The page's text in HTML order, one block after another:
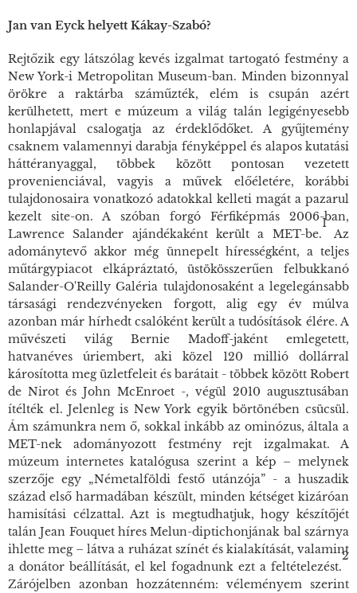
Jan van Eyck helyett Kákay-Szabó?
Rejtőzik egy látszólag kevés izgalmat tartogató festmény a
New York-i Metropolitan Museum-ban. Minden bizonnyal
örökre a raktárba száműzték, elém is csupán azért
kerülhetett, mert e múzeum a világ talán legigényesebb
honlapjával csalogatja az érdeklődőket. A gyűjtemény
csaknem valamennyi darabja fényképpel és alapos kutatási
háttéranyaggal, többek között pontosan vezetett
provenienciával, vagyis a művek előéletére, korábbi
tulajdonosaira vonatkozó adatokkal kelleti magát a pazarul
kezelt site-on. A szóban forgó Férfiképmás2006-ban,
Lawrence Salander ajándékaként került a MET-be.
1
Az
adománytevő akkor még ünnepelt hírességként, a teljes
műtárgypiacot elkápráztató, üstökösszerűen felbukkanó
Salander-O'Reilly Galéria tulajdonosaként a legelegánsabb
társasági rendezvényeken forgott, alig egy év múlva
azonban már hírhedt csalóként került a tudósítások élére. A
művészeti világ Bernie Madoff-jaként emlegetett,
hatvanéves úriembert, aki közel 120 millió dollárral
károsította meg üzletfeleit és barátait - többek között Robert
de Nirot és John McEnroet -, végül 2010 augusztusában
ítélték el. Jelenleg is New York egyik börtönében csücsül.
Ám számunkra nem ő, sokkal inkább az ominózus, általa a
MET-nek adományozott festmény rejt izgalmakat. A
múzeum internetes katalógusa szerint a kép – melynek
szerzője egy „Németalföldi festő utánzója” - a huszadik
század első harmadában készült, minden kétséget kizáróan
hamisítási célzattal. Azt is megtudhatjuk, hogy készítőjét
talán Jean Fouquet híres Melun-diptichonjának bal szárnya
ihlette meg – látva a ruházat színét és kialakítását, valamint
a donátor beállítását, el kel fogadnunk ezt a feltételezést.
2
Zárójelben azonban hozzátenném: véleményem szerint